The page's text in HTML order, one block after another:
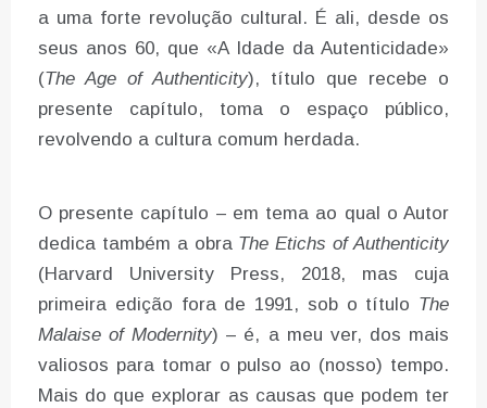
a uma forte revolução cultural. É ali, desde os
seus anos 60, que «A Idade da Autenticidade»
(The Age of Authenticity), título que recebe o
presente capítulo, toma o espaço público,
revolvendo a cultura comum herdada.
O presente capítulo – em tema ao qual o Autor
dedica também a obra The Etichs of Authenticity
(Harvard University Press, 2018, mas cuja
primeira edição fora de 1991, sob o título The
Malaise of Modernity) – é, a meu ver, dos mais
valiosos para tomar o pulso ao (nosso) tempo.
Mais do que explorar as causas que podem ter